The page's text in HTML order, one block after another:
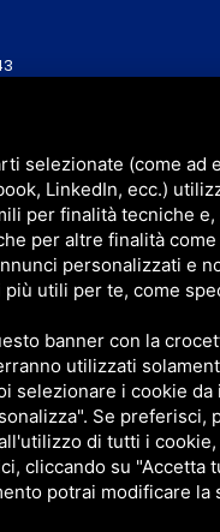
IMPRESE DI FERRARA AL N. /
MEDIATORI DELLA CAMERA DI
/ CIN: IT038006B4PBBQZIVL /
selezionate (come ad
LinkedIn, ecc.)
per finalità tecniche
per altre finalità
personalizzati e
più utili per te, come
banner con la
utilizzati
selezionare i cookie da
Se preferisci,
di tutti i
cliccando su "Accetta
potrai modificare la